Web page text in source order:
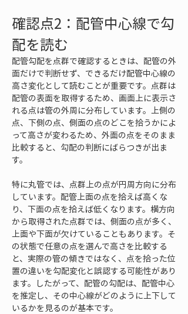
確認点2：配管中心線で勾
配を読む
配管勾配を点群で確認するときは、配管の外
面だけで判断せず、できるだけ配管中心線の
高さ変化として読むことが重要です。点群は
配管の表面を取得するため、画面上に表示さ
れる点は管の外周に分布しています。上側の
点、下側の点、側面の点のどこを拾うかによ
って高さが変わるため、外面の点をそのまま
比較すると、勾配の判断にばらつきが出ま
す。
特に丸管では、点群上の点が円周方向に分布
しています。配管上面の点を拾えば高くな
り、下面の点を拾えば低くなります。横方向
から取得された点群では、側面の点が多く、
上面や下面が欠けていることもあります。そ
の状態で任意の点を選んで高さを比較する
と、実際の管の傾きではなく、点を拾った位
置の違いを勾配変化と誤認する可能性があり
ます。したがって、配管の勾配は、配管中心
を推定し、その中心線がどのように上下して
いるかを見るのが基本です。